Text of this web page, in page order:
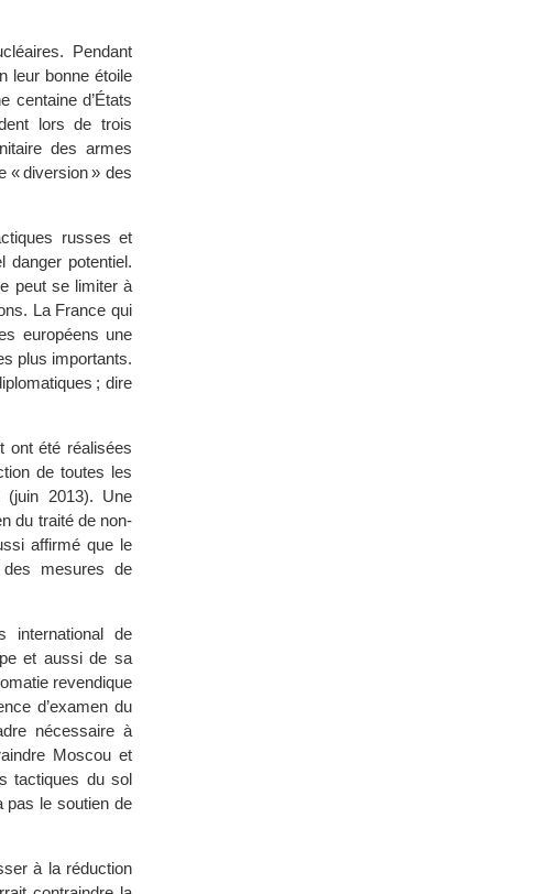
Pendant
leur bonne étoile
centaine d’États
lors de trois
des armes
« diversion » des
russes et
danger potentiel.
peut se limiter à
La France qui
européens une
plus importants.
; dire
ont été réalisées
de toutes les
(juin 2013). Une
du traité de non-
affirmé que le
des mesures de
international de
et aussi de sa
revendique
d’examen du
nécessaire à
Moscou et
tactiques du sol
pas le soutien de
à la réduction